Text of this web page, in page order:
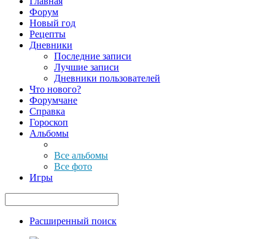
Форум
Новый год
Рецепты
Дневники
Последние записи
Лучшие записи
Дневники пользователей
Что нового?
Форумчане
Справка
Гороскоп
Альбомы
Все альбомы
Все фото
Игры
Расширенный поиск